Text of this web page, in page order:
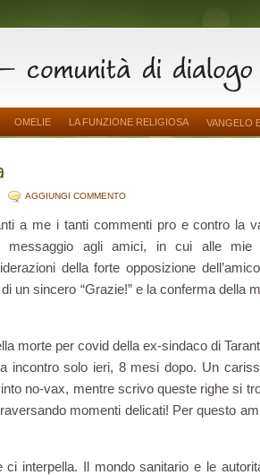
OMELIE LA FUNZIONE RELIGIOSA VANGELO
AGGIUNGI COMMENTO
a me i tanti commenti pro e contro la
messaggio agli amici, in cui alle mie
della forte opposizione
un sincero “Grazie!” e la conferma della
morte per covid della ex-sindaco di
incontro solo ieri, 8 mesi dopo. Un
no-vax, mentre scrivo queste righe si
momenti delicati! Per questo
interpella. Il mondo sanitario e le